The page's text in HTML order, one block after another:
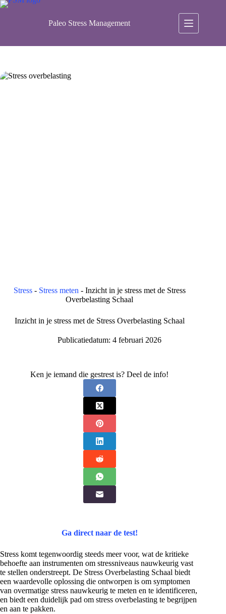
Ga
Paleo Stress Management
Stress- Stress meten - Inzicht in je stress met de Stress
Overbelasting Schaal
Inzicht in je stress met de Stress Overbelasting Schaal
Publicatiedatum: 4 februari 2026
Ken je iemand die gestrest is? Deel de info!
Ga direct naar de test!
Stress komt tegenwoordig steeds meer voor, wat de kritieke
behoefte aan instrumenten om stressniveaus nauwkeurig vast
te stellen onderstreept. De Stress Overbelasting Schaal biedt
een waardevolle oplossing die ontworpen is om symptomen
van overmatige stress nauwkeurig te meten en te identificeren,
en biedt een duidelijk pad om stress overbelasting te begrijpen
en aan te pakken.